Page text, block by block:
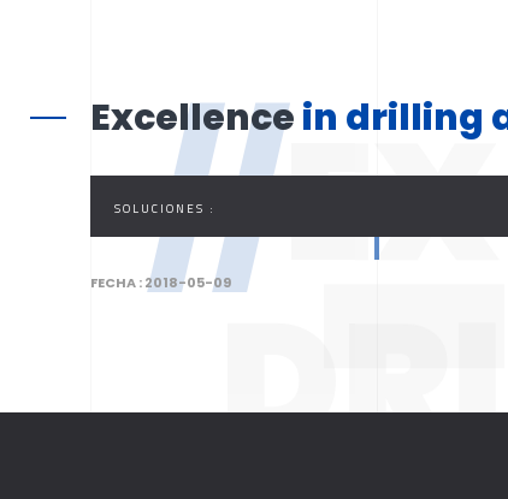
//
Excellencein drilling
SOLUCIONES :
FECHA :2018-05-09